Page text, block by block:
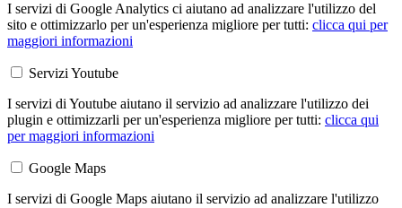
I servizi di Google Analytics ci aiutano ad analizzare l'utilizzo del
sito e ottimizzarlo per un'esperienza migliore per tutti: clicca qui per
maggiori informazioni
Servizi Youtube
I servizi di Youtube aiutano il servizio ad analizzare l'utilizzo dei
plugin e ottimizzarli per un'esperienza migliore per tutti: clicca qui
per maggiori informazioni
Google Maps
I servizi di Google Maps aiutano il servizio ad analizzare l'utilizzo